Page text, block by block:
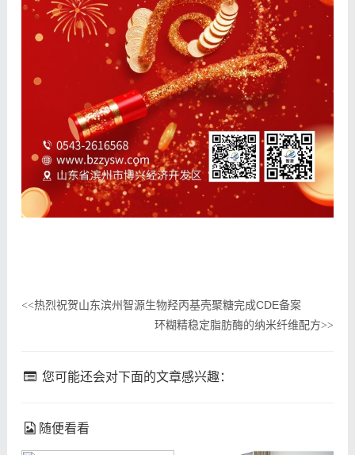
<<热烈祝贺山东滨州智源生物羟丙基壳聚糖完成CDE备案
环糊精稳定脂肪酶的纳米纤维配方>>
您可能还会对下面的文章感兴趣：
随便看看